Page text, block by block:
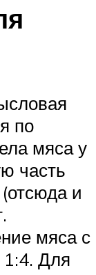
по
мяса у
часть
и
мяса с
Для